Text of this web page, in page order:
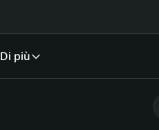
Di più